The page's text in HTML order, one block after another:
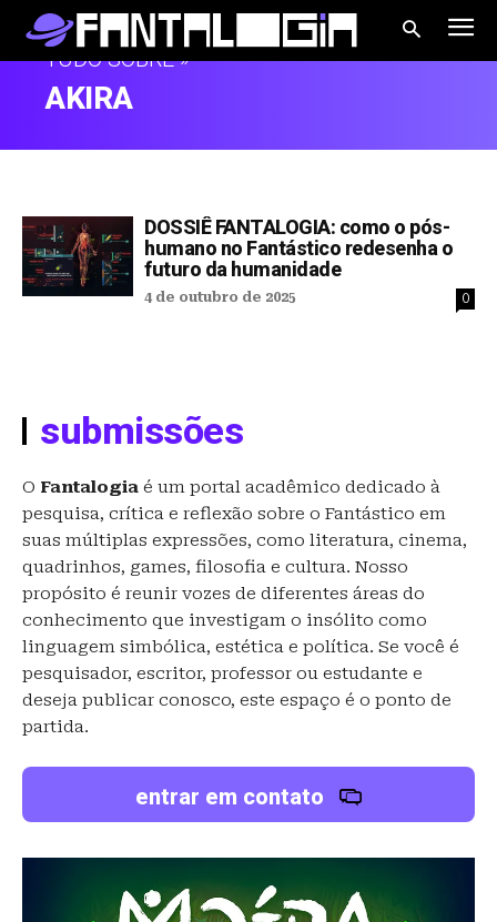
TUDO SOBRE »
AKIRA
DOSSIÊ FANTALOGIA: como o pós-
humano no Fantástico redesenha o
futuro da humanidade
4 de outubro de 2025 0
submissões
O Fantalogia é um portal acadêmico dedicado à
pesquisa, crítica e reflexão sobre o Fantástico em
suas múltiplas expressões, como literatura, cinema,
quadrinhos, games, filosofia e cultura. Nosso
propósito é reunir vozes de diferentes áreas do
conhecimento que investigam o insólito como
linguagem simbólica, estética e política. Se você é
pesquisador, escritor, professor ou estudante e
deseja publicar conosco, este espaço é o ponto de
partida.
entrar em contato